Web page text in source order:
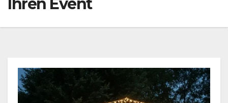
Ihren Event